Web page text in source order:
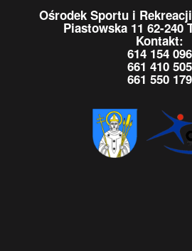
Ośrodek Sportu i
Piastowska 11 62-240
Kontakt:
614 154 096
661 410 505
661 550 179